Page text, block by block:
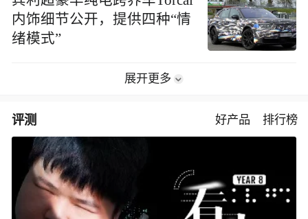
内饰细节公开，提供四种“情
绪模式”
展开更多
评测 好产品 排行榜